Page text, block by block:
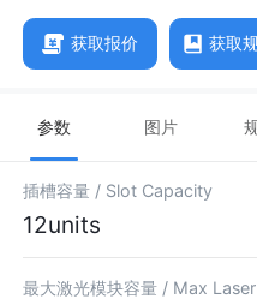
获取报价 获取
参数 图片
插槽容量 / Slot Capacity
12units
最大激光模块容量 / Max